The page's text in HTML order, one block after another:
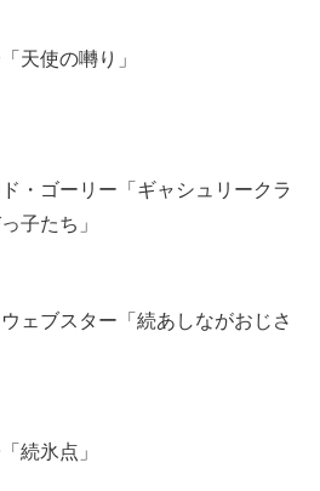
天使の囀り」
・ゴーリー「ギャシュリークラ
子たち」
ェブスター「続あしながおじさ
続氷点」